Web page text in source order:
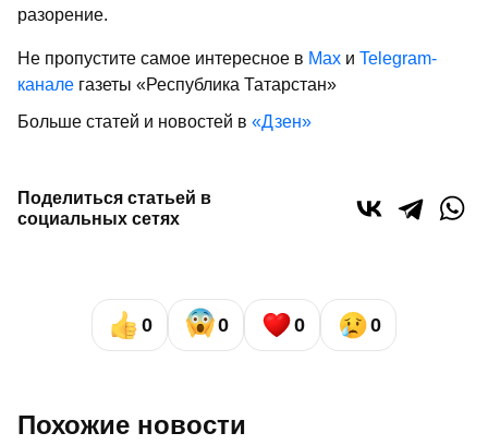
разорение.
Не пропустите самое интересное в Max и Telegram-
канале газеты «Республика Татарстан»
Больше статей и новостей в «Дзен»
Поделиться статьей в
социальных сетях
0 0 0 0
Похожие новости